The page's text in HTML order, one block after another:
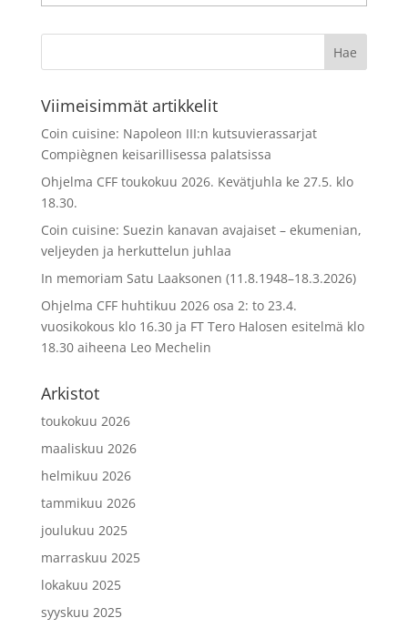
kuukausi
Viimeisimmät artikkelit
Coin cuisine: Napoleon III:n kutsuvierassarjat
Compiègnen keisarillisessa palatsissa
Ohjelma CFF toukokuu 2026. Kevätjuhla ke 27.5. klo
18.30.
Coin cuisine: Suezin kanavan avajaiset – ekumenian,
veljeyden ja herkuttelun juhlaa
In memoriam Satu Laaksonen (11.8.1948–18.3.2026)
Ohjelma CFF huhtikuu 2026 osa 2: to 23.4.
vuosikokous klo 16.30 ja FT Tero Halosen esitelmä klo
18.30 aiheena Leo Mechelin
Arkistot
toukokuu 2026
maaliskuu 2026
helmikuu 2026
tammikuu 2026
joulukuu 2025
marraskuu 2025
lokakuu 2025
syyskuu 2025